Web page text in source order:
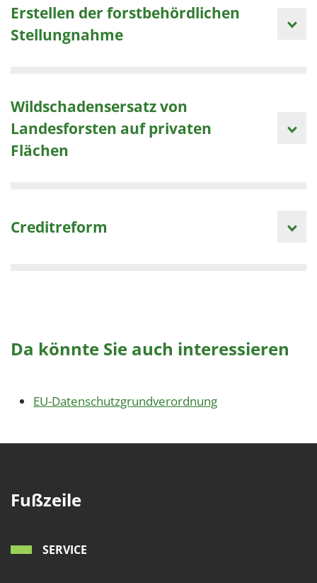
Erstellen der forstbehördlichen
Stellungnahme
Wildschadensersatz von
Landesforsten auf privaten
Flächen
Creditreform
Da könnte Sie auch interessieren
EU-Datenschutzgrundverordnung
Fußzeile
SERVICE